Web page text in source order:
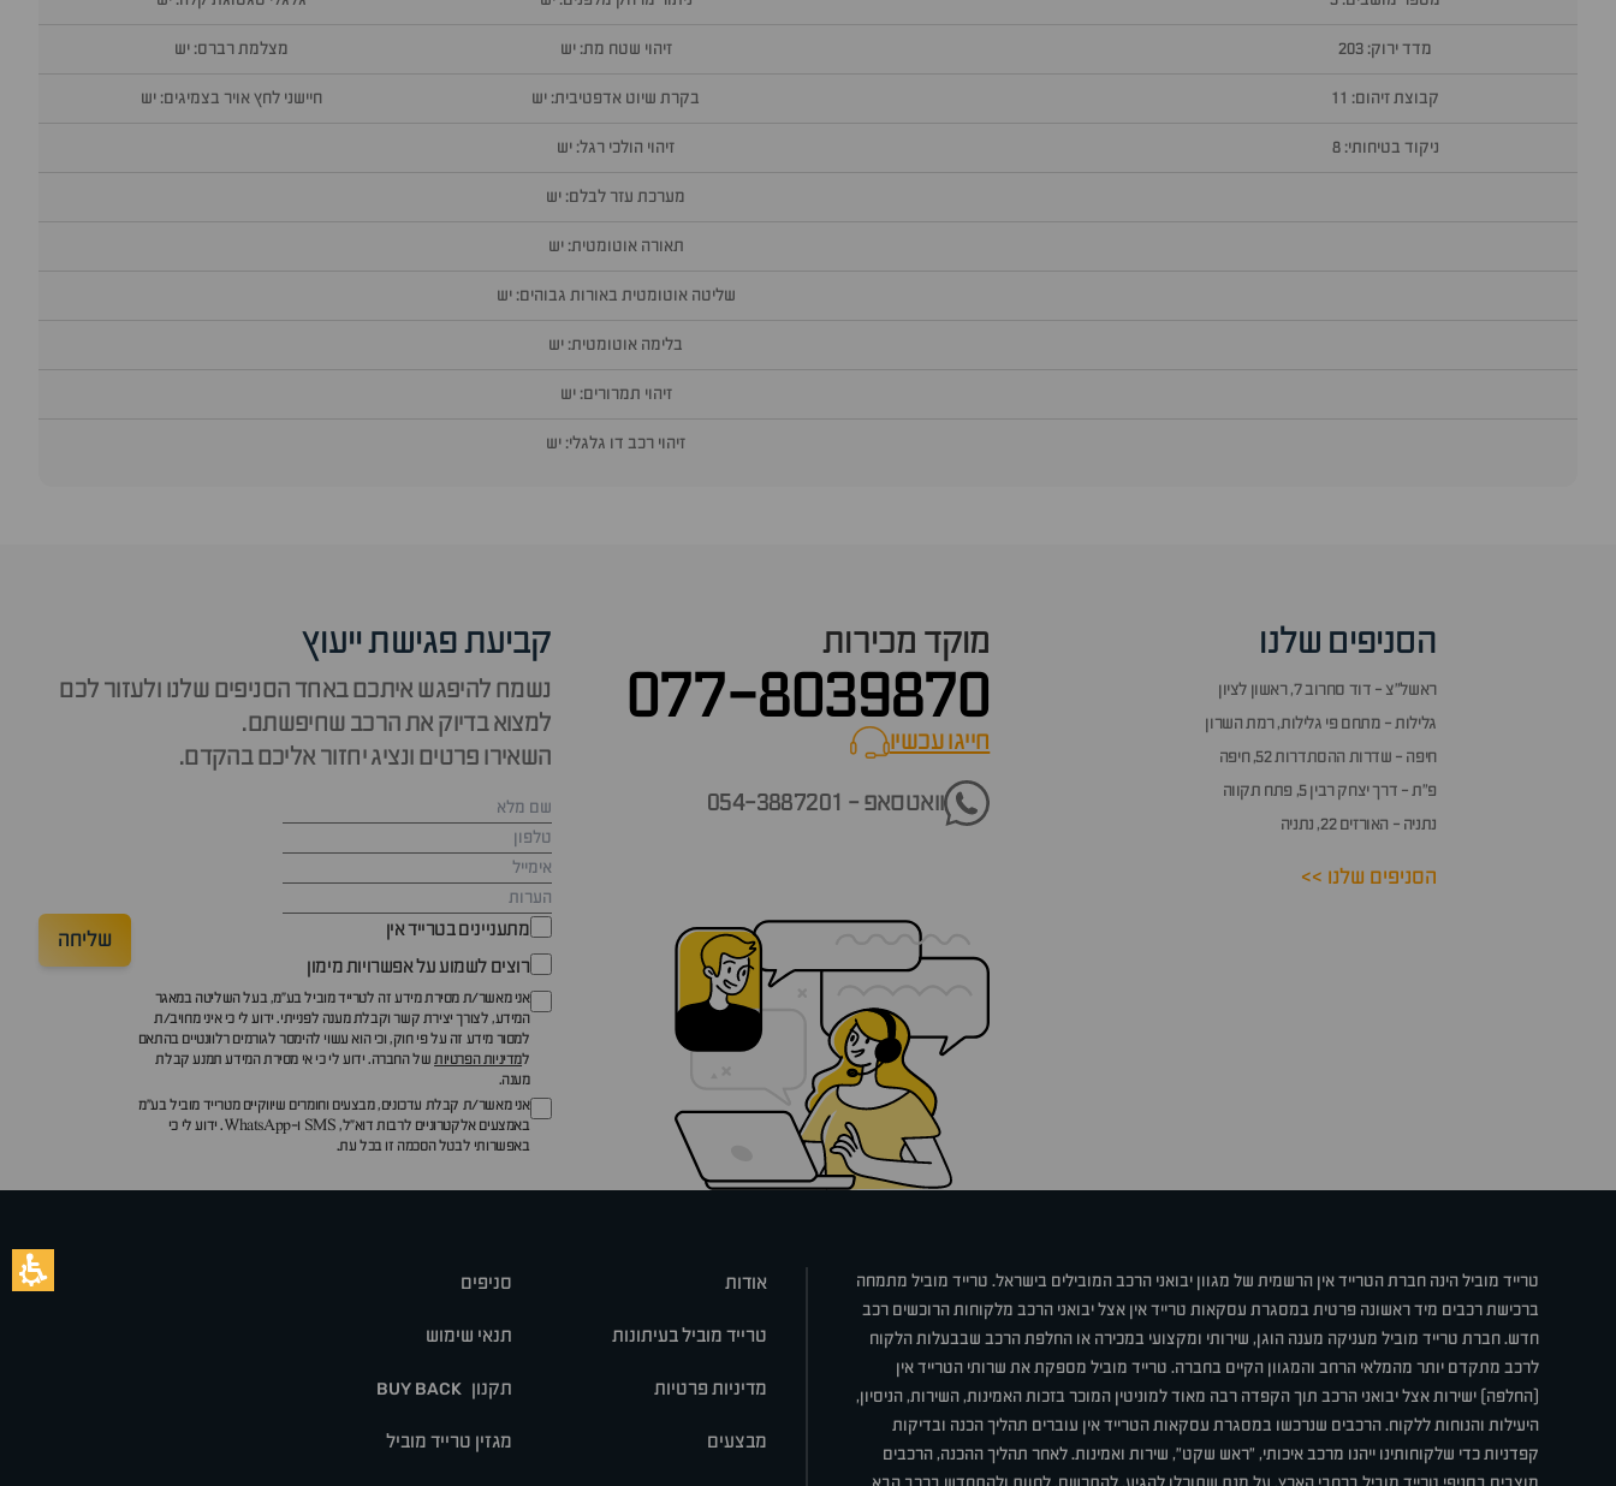
מדד ירוק: 203
קבוצת זיהום: 11
ניקוד בטיחותי: 8
זיהוי שטח מת: יש
בקרת שיוט אדפטיבית: יש
זיהוי הולכי רגל: יש
מערכת עזר לבלם: יש
תאורה אוטומטית: יש
שליטה אוטומטית באורות גבוהים: יש
בלימה אוטומטית: יש
זיהוי תמרורים: יש
זיהוי רכב דו גלגלי: יש
מצלמת רברס: יש
חיישני לחץ אויר בצמיגים: יש
הסניפים שלנו
ראשל״צ - דוד סחרוב 7, ראשון לציון
גלילות - מתחם פי גלילות, רמת השרון
חיפה - שדרות ההסתדרות 52, חיפה
פ״ת - דרך יצחק רבין 5, פתח תקווה
נתניה - האורזים 22, נתניה
הסניפים שלנו >>
מוקד מכירות
077-8039870
חייגו עכשיוcall now
וואטסאפ - 054-3887201
קביעת פגישת ייעוץ
נשמח להיפגש איתכם באחד הסניפים שלנו ולעזור לכם
למצוא בדיוק את הרכב שחיפשתם.
השאירו פרטים ונציג יחזור אליכם בהקדם.
מתעניינים בטרייד אין
רוצים לשמוע על אפשרויות מימון
אני מאשר/ת מסירת מידע זה לטרייד מוביל בע"מ, בעל השליטה במאגר
המידע, לצורך יצירת קשר וקבלת מענה לפנייתי. ידוע לי כי איני מחויב/ת
למסור מידע זה על פי חוק, וכי הוא עשוי להימסר לגורמים רלוונטיים בהתאם
למדיניות הפרטיותשל החברה. ידוע לי כי אי מסירת המידע תמנע קבלת
מענה.
אני מאשר/ת קבלת עדכונים, מבצעים וחומרים שיווקיים מטרייד מוביל בע"מ
באמצעים אלקטרוניים לרבות דוא״ל, SMS ו-WhatsApp. ידוע לי כי
באפשרותי לבטל הסכמה זו בכל עת.
שליחה
טרייד מוביל הינה חברת הטרייד אין הרשמית של מגוון יבואני הרכב המובילים בישראל. טרייד מוביל מתמחה
ברכישת רכבים מיד ראשונה פרטית במסגרת עסקאות טרייד אין אצל יבואני הרכב מלקוחות הרוכשים רכב
חדש. חברת טרייד מוביל מעניקה מענה הוגן, שירותי ומקצועי במכירה או החלפת הרכב שבבעלות הלקוח
לרכב מתקדם יותר מהמלאי הרחב והמגוון הקיים בחברה. טרייד מוביל מספקת את שרותי הטרייד אין
(החלפה) ישירות אצל יבואני הרכב תוך הקפדה רבה מאוד למוניטין המוכר בזכות האמינות, השירות, הניסיון,
היעילות והנוחות ללקוח. הרכבים שנרכשו במסגרת עסקאות הטרייד אין עוברים תהליך הכנה ובדיקות
קפדניות כדי שלקוחותינו ייהנו מרכב איכותי, "ראש שקט", שירות ואמינות. לאחר תהליך ההכנה, הרכבים
אודות סניפים
טרייד מוביל בעיתונות תנאי שימוש
מדיניות פרטיות תקנון BUY BACK
מבצעים מגזין טרייד מוביל